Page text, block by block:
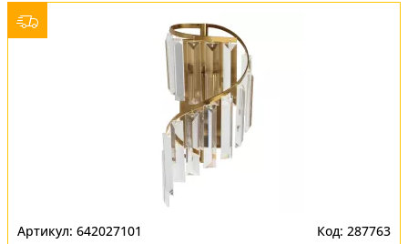
642027101 287763